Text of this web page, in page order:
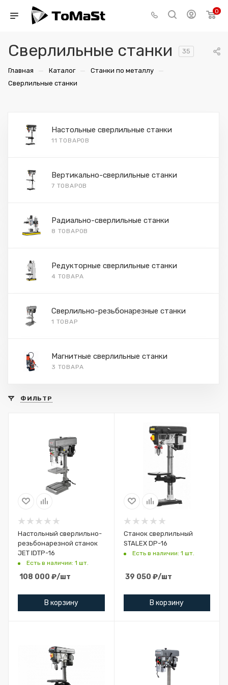
0
Сверлильные станки 35
Главная — Каталог — Станки по металлу —
Сверлильные станки
Настольные сверлильные станки
11 ТОВАРОВ
Вертикально-сверлильные станки
7 ТОВАРОВ
Радиально-сверлильные станки
8 ТОВАРОВ
Редукторные сверлильные станки
4 ТОВАРА
Сверлильно-резьбонарезные станки
1 ТОВАР
Магнитные сверлильные станки
3 ТОВАРА
ФИЛЬТР
Настольный сверлильно-
резьбонарезной станок
JET IDTP-16
Есть в наличии: 1 шт.
108 000 ₽/шт
В корзину
Станок сверлильный
STALEX DP-16
Есть в наличии: 1 шт.
39 050 ₽/шт
В корзину